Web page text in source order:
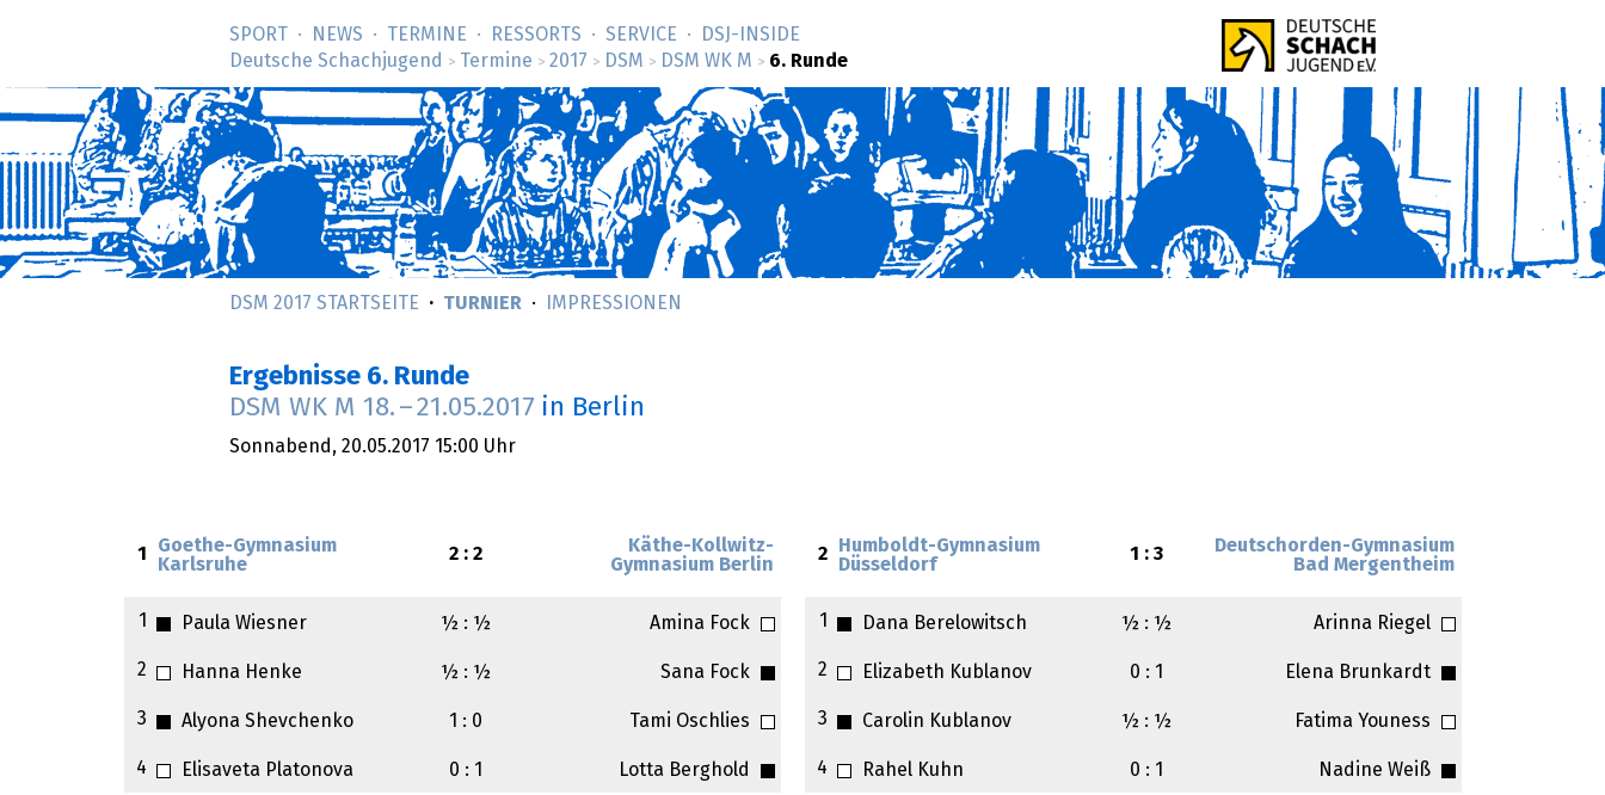
SPORT NEWS TERMINE RESSORTS SERVICE
DSJ-­INSIDE
Deutsche Schachjugend
> Termine > 2017 > DSM > DSM WK M > 6. Runde
DSM 2017 STARTSEITE TURNIER IMPRESSIONEN
Ergebnisse 6. Runde
DSM WK M 18. –21.05.2017 in Berlin
Sonnabend, 20.05.2017 15:00 Uhr
1
Goethe-Gymnasium
Karlsruhe
2 : 2
Käthe-Kollwitz-
Gymnasium Berlin
1 Paula Wiesner ½ : ½ Amina Fock
2 Hanna Henke ½ : ½ Sana Fock
3 Alyona Shevchenko 1 : 0 Tami Oschlies
4 Elisaveta Platonova 0 : 1 Lotta Berghold
2
Humboldt-Gymnasium
Düsseldorf
1 : 3
Deutschorden-Gymnasium
Bad Mergentheim
1 Dana Berelowitsch ½ : ½ Arinna Riegel
2 Elizabeth Kublanov 0 : 1 Elena Brunkardt
3 Carolin Kublanov ½ : ½ Fatima Youness
4 Rahel Kuhn 0 : 1 Nadine Weiß